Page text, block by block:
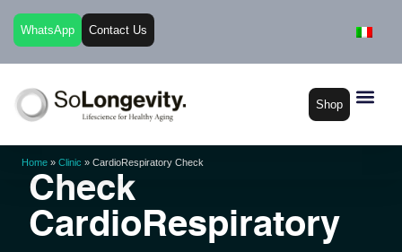
WhatsApp Contact Us
Shop
Home » Clinic » CardioRespiratory Check
Check
CardioRespiratory